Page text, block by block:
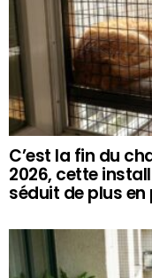
C’est la fin du
2026, cette
séduit de plus